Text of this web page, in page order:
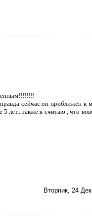
сейчас он приближен к
лет...также я считаю , что
Вторник, 24